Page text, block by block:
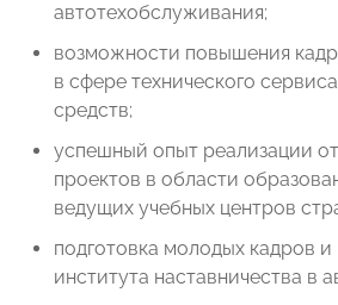
автотехобслуживания;
возможности повышения
в сфере технического
средств;
успешный опыт реализации
проектов в области
ведущих учебных центров
подготовка молодых кадров и
института наставничества в